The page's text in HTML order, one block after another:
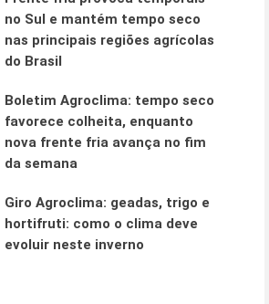
no Sul e mantém tempo seco
nas principais regiões agrícolas
do Brasil
Boletim Agroclima: tempo seco
favorece colheita, enquanto
nova frente fria avança no fim
da semana
Giro Agroclima: geadas, trigo e
hortifruti: como o clima deve
evoluir neste inverno